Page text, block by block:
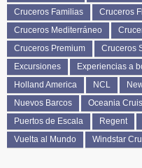
Cruceros Familias
Cruceros
Cruceros Mediterráneo
Cruceros Premium
Cruceros
Excursiones
Experiencias a
Holland America
NCL
Nuevos Barcos
Oceania
Puertos de Escala
Regent
Vuelta al Mundo
Windstar